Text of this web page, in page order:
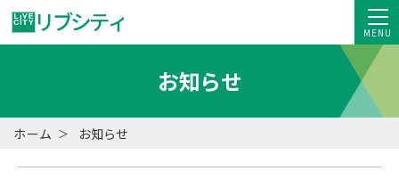
MENU
お知らせ
ホーム お知らせ